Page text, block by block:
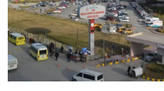
Resmi İlanlar
RÖPORTAJ
SAĞLIK